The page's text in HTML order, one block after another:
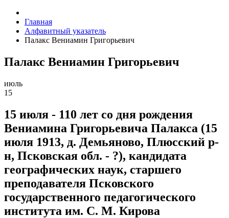
Главная
Алфавитный указатель
Палакс Вениамин Григорьевич
Палакс Вениамин Григорьевич
июль
15
15 июля - 110 лет со дня рождения
Вениамина Григорьевича Палакса (15
июля 1913, д. Демьяново, Плюсский р-
н, Псковская обл. - ?), кандидата
географических наук, старшего
преподавателя Псковского
государственного педагогического
института им. С. М. Кирова